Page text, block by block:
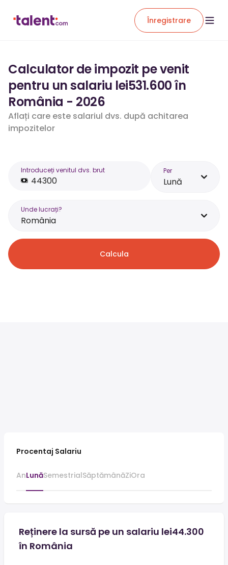
Înregistrare
Calculator de impozit pe venit
pentru un salariu lei531.600 în
România - 2026
Aflați care este salariul dvs. după achitarea
impozitelor
Introduceți venitul dvs. brut Per
Lună
Unde lucrați?
România
Calcula
Procentaj Salariu
AnLunăSemestrialSăptămânăZiOra
Reținere la sursă pe un salariu lei44.300
în România